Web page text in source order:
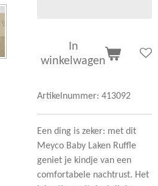
In
winkelwagen
Artikelnummer: 413092
Een ding is zeker: met dit
Meyco Baby Laken Ruffle
geniet je kindje van een
comfortabele nachtrust. Het